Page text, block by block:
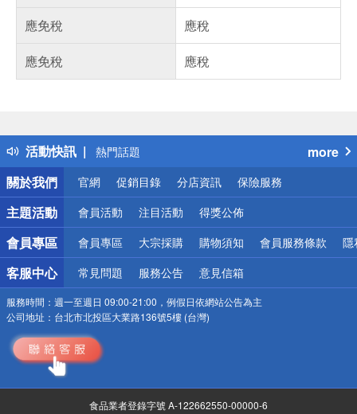
應免稅
應稅
應免稅
應稅
活動快訊
得獎公告
熱門話題
銀行優惠
偏遠地區配送
詐騙網頁！請小心！
more
關於我們
官網 促銷目錄 分店資訊 保險服務
主題活動 會員活動 注目活動 得獎公佈
會員專區 會員專區 大宗採購 購物須知 會員服務條款 隱
客服中心 常見問題 服務公告 意見信箱
服務時間： 週一至週日 09:00-21:00，例假日依網站公告為主
公司地址： 台北市北投區大業路136號5樓 (台灣)
食品業者登錄字號 A-122662550-00000-6